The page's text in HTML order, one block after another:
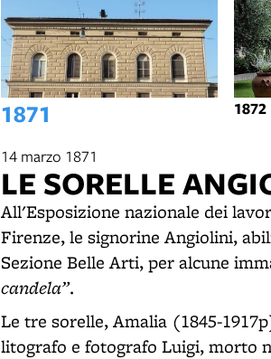
1871 1872
14 marzo 1871
LE SORELLE
All'Esposizione nazionale dei
Firenze, le signorine Angiolini,
Sezione Belle Arti, per alcune
candela”.
Le tre sorelle, Amalia (1845-
litografo e fotografo Luigi, morto